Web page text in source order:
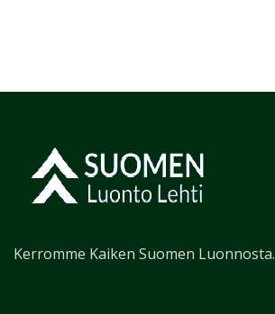
Kerromme Kaiken Suomen Luonnosta.